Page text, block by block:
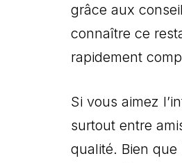
grâce aux
connaître ce
rapidement
Si vous aimez
surtout entre
qualité. Bien